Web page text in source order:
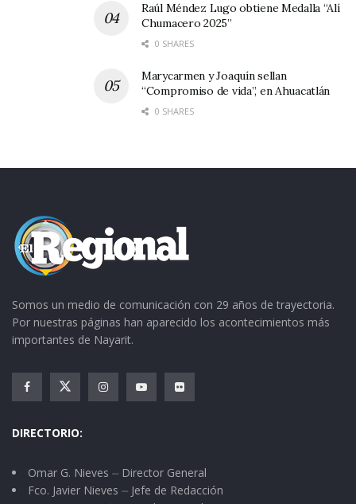
Raúl Méndez Lugo obtiene Medalla “Alí
Chumacero 2025”
0 SHARES
Marycarmen y Joaquín sellan
“Compromiso de vida”, en Ahuacatlán
0 SHARES
Somos un medio de comunicación con 29 años de trayectoria.
Por nuestras páginas han aparecido los acontecimientos más
importantes de Nayarit.
DIRECTORIO:
Omar G. Nieves ⏤ Director General
Fco. Javier Nieves ⏤ Jefe de Redacción